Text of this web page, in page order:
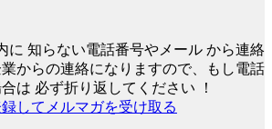
に 知らない電話番号やメール から連絡
からの連絡になりますので、もし電話
は 必ず折り返してください ！